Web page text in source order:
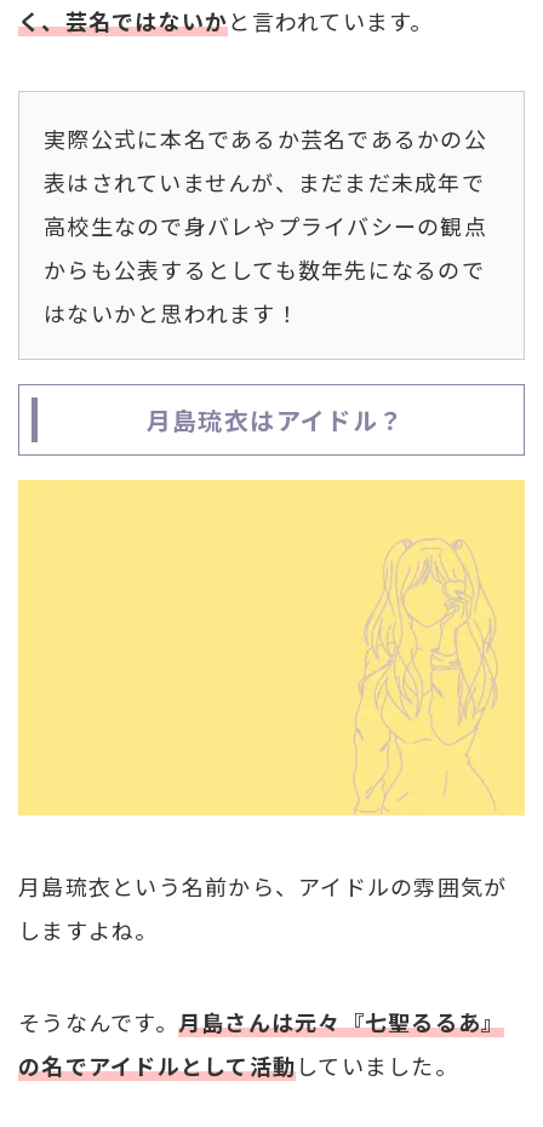
く、芸名ではないかと言われています。
実際公式に本名であるか芸名であるかの公
表はされていませんが、まだまだ未成年で
高校生なので身バレやプライバシーの観点
からも公表するとしても数年先になるので
はないかと思われます！
月島琉衣はアイドル？
月島琉衣という名前から、アイドルの雰囲気が
しますよね。
そうなんです。 月島さんは元々『七聖るるあ』
の名でアイドルとして活動していました。